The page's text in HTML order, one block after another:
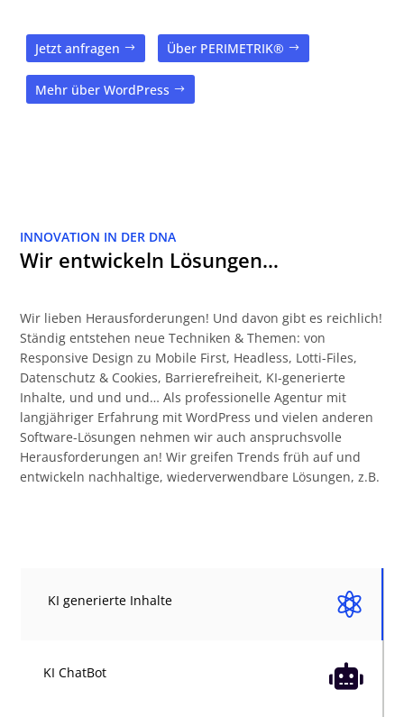
Jetzt anfragen Über PERIMETRIK®
Mehr über WordPress
INNOVATION IN DER DNA
Wir entwickeln Lösungen…
Wir lieben Herausforderungen! Und davon gibt es reichlich!
Ständig entstehen neue Techniken & Themen: von
Responsive Design zu Mobile First, Headless, Lotti-Files,
Datenschutz & Cookies, Barrierefreiheit, KI-generierte
Inhalte, und und und… Als professionelle Agentur mit
langjähriger Erfahrung mit WordPress und vielen anderen
Software-Lösungen nehmen wir auch anspruchsvolle
Herausforderungen an! Wir greifen Trends früh auf und
entwickeln nachhaltige, wiederverwendbare Lösungen, z.B.

KI generierte Inhalte

KI ChatBot